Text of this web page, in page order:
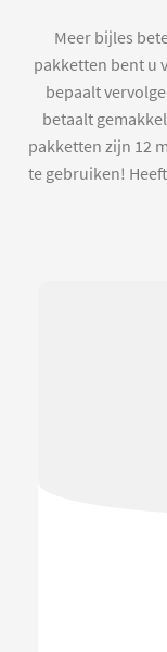
Meer bijles
pakketten bent u
bepaalt
betaalt
pakketten zijn 12
te gebruiken!